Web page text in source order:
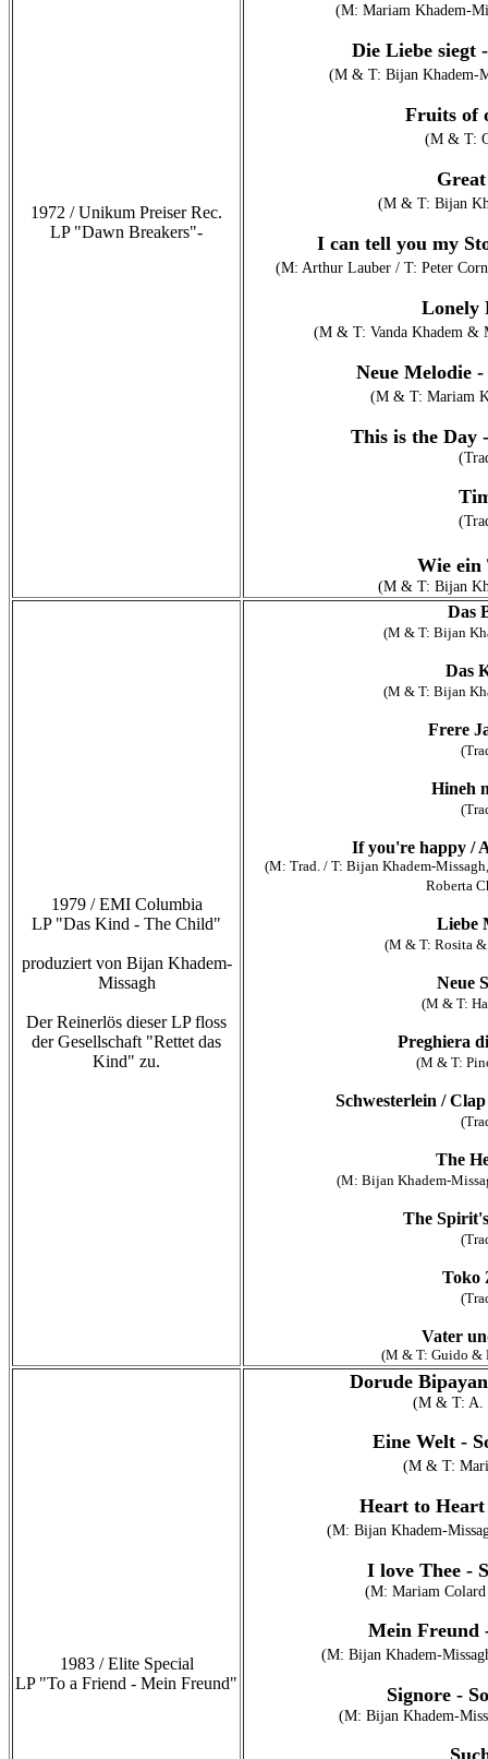
1972 / Unikum Preiser Rec.
LP "Dawn Breakers"-
(M: Mariam Khadem-
Die Liebe siegt
(M & T: Bijan Khadem-
Fruits of
(M & T:
(M & T: Bijan
I can tell you my
(M: Arthur Lauber / T: Peter
Lonely
(M & T: Vanda Khadem &
Neue Melodie
(M & T: Mariam
This is the Day
Wie ein
(M & T: Bijan
1979 / EMI Columbia
LP "Das Kind - The Child"
produziert von Bijan Khadem-
Missagh
Der Reinerlös dieser LP floss
der Gesellschaft "Rettet das
Kind" zu.
Das
(M & T: Bijan
Das
(M & T: Bijan
Frere
Hineh
If you're happy /
(M: Trad. / T: Bijan Khadem-
Roberta
Liebe
(M & T: Rosita
Neue
(M & T:
Preghiera
(M & T:
Schwesterlein /
The
(M: Bijan Khadem-
The
Toko
Vater
(M & T: Guido &
1983 / Elite Special
LP "To a Friend - Mein Freund"
Dorude
(M & T: A.
Eine Welt -
(M & T:
Heart to
(M: Bijan Khadem-
I love Thee -
(M: Mariam
Mein Freund
(M: Bijan Khadem-
Signore -
(M: Bijan Khadem-